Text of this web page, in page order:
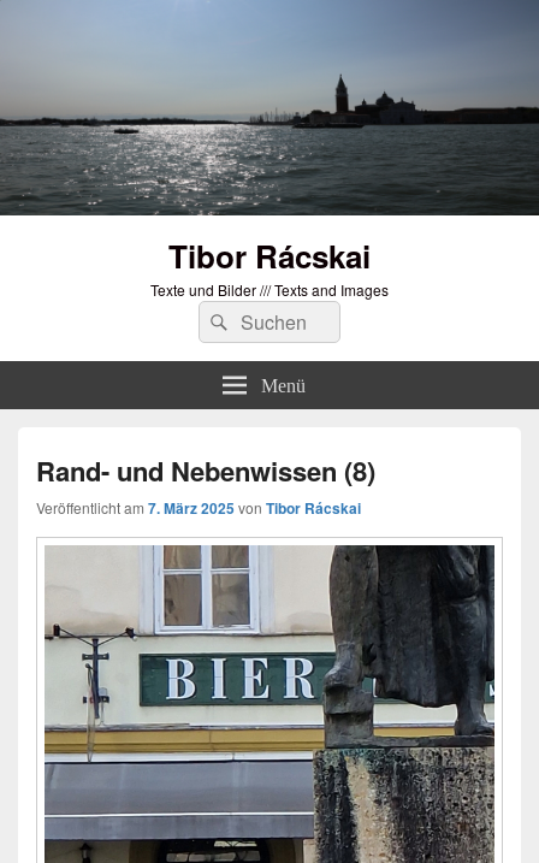
Tibor Rácskai
Texte und Bilder /// Texts and Images
Suchen
nach:
Suchen
Menü
Rand- und Nebenwissen (8)
Veröffentlicht am 7. März 2025von Tibor Rácskai